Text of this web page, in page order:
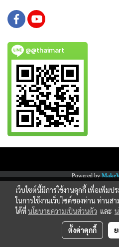
@@thaimart
Powered by
เว็บไซต์นี้มีการใช้งานคุกกี้ เพื่อเพิ่ม
ในการใช้งานเว็บไซต์ของท่าน ท่านส
ได้ที่นโยบายความเป็นส่วนตัว และ
ตั้งค่าคุกกี้